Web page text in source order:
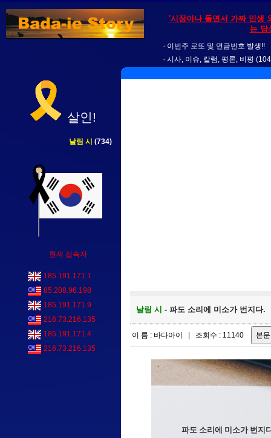
'시장이나 돌면서 가짜 민생
는 당
이번주 로또 및 연금번호 발생!!
시사, 이슈, 칼럼, 평론, 비평
살인!
날림 시 (734)
현재 접속자
185.191.171.1
85.208.96.198
185.191.171.9
216.73.216.135
185.191.171.4
216.73.216.135
날림 시 - 파도 소리에 미소가 번지다.
이 름 : 바다아이 | 조회수 : 11140
파도 소리에 미소가 번지